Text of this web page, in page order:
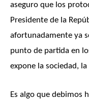
aseguro que los
Presidente de la
afortunadamente ya
punto de partida en
expone la sociedad,
Es algo que debimos